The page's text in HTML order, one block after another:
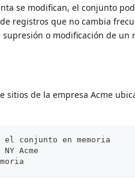
se modifican, el conjunto
registros que no cambia
o modificación de un
sitios de la empresa Acme
el conjunto en memoria
Acme